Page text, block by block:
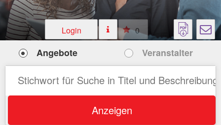
Login 0
Angebote Veranstalter
Anzeigen